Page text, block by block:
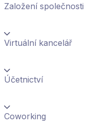
Založení společnosti
Virtuální kancelář
Účetnictví
Coworking